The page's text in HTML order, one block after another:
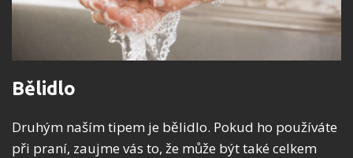
Bělidlo
Druhým naším tipem je bělidlo. Pokud ho používáte
při praní, zaujme vás to, že může být také celkem